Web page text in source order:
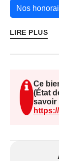
Il est
d'environ
Les
est exposé
Nos
LIRE PLUS
Ce
(État
savoir